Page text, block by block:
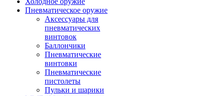
Пневматическое оружие
Аксессуары для
пневматических
винтовок
Баллончики
Пневматические
винтовки
Пневматические
пистолеты
Пульки и шарики